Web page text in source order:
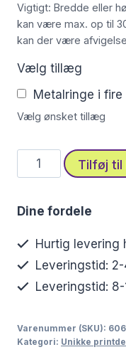
Vigtigt: Bredde eller
kan være max. op til
kan der være
Vælg tillæg
Metalringe i fire
Vælg ønsket tillæg
Flydende
sølvkat
detaljer
Tilføj til
Dine fordele
Hurtig levering
Leveringstid:
Leveringstid:
Varenummer (SKU):
Kategori: Unikke